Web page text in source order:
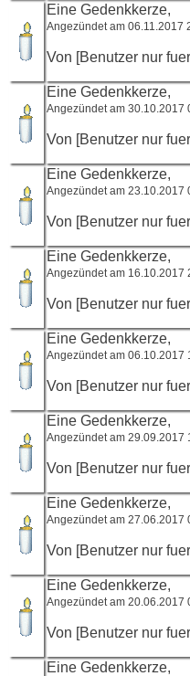
Eine Gedenkkerze,
Angezündet am 06.11.2017
Von [Benutzer nur
Eine Gedenkkerze,
Angezündet am 30.10.2017
Von [Benutzer nur
Eine Gedenkkerze,
Angezündet am 23.10.2017
Von [Benutzer nur
Eine Gedenkkerze,
Angezündet am 16.10.2017
Von [Benutzer nur
Eine Gedenkkerze,
Angezündet am 06.10.2017
Von [Benutzer nur
Eine Gedenkkerze,
Angezündet am 29.09.2017
Von [Benutzer nur
Eine Gedenkkerze,
Angezündet am 27.06.2017
Von [Benutzer nur
Eine Gedenkkerze,
Angezündet am 20.06.2017
Von [Benutzer nur
Eine Gedenkkerze,